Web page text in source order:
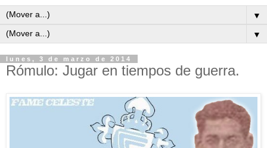
▼
▼
lunes, 3 de marzo de 2014
Rómulo: Jugar en tiempos de guerra.